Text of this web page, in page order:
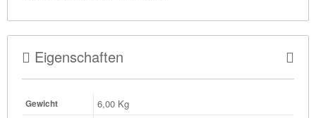
Eigenschaften
Gewicht 6,00 Kg